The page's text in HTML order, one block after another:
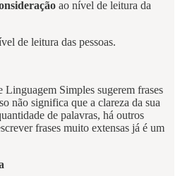
ao nível de leitura da
de leitura das pessoas.
Simples sugerem frases
não significa que a clareza da sua
de palavras, há outros
frases muito extensas já é um